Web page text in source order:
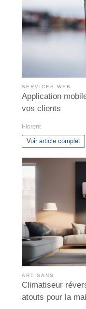
SERVICES WEB
Application
vos clients
Florent
Voir article complet
ARTISANS
Climatiseur
atouts pour la